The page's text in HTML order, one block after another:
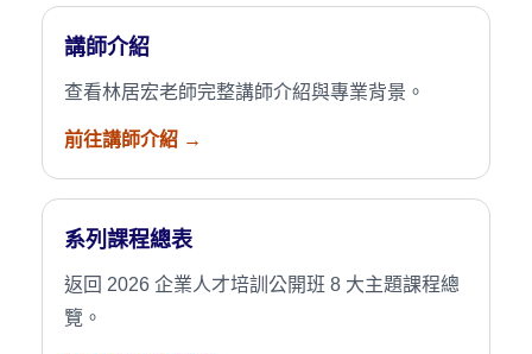
講師介紹
查看林居宏老師完整講師介紹與專業背景。
前往講師介紹 →
系列課程總表
返回 2026 企業人才培訓公開班 8 大主題課程總
覽。